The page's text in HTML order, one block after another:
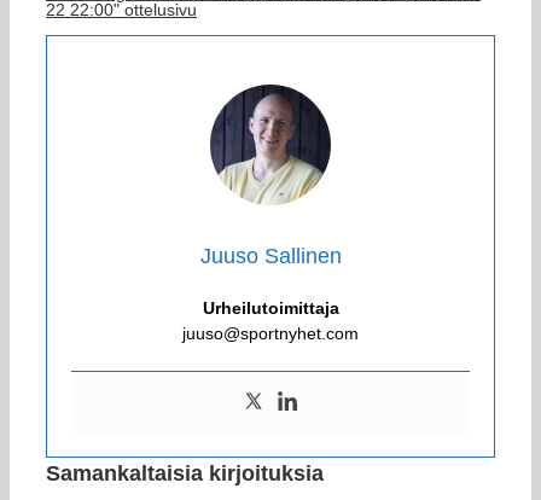
22 22:00" ottelusivu
Juuso Sallinen
Urheilutoimittaja
juuso@sportnyhet.com
Samankaltaisia kirjoituksia